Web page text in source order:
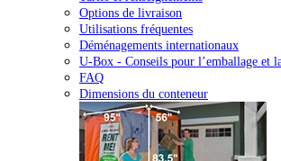
Options de livraison
Utilisations fréquentes
Déménagements internationaux
U-Box - Conseils pour l’emballage et
FAQ
Dimensions du conteneur